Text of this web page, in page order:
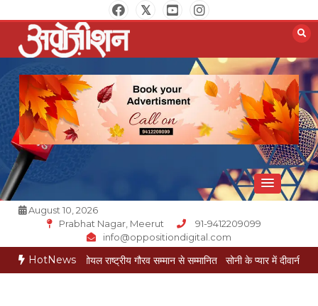
to
content
Opposition Digital
August 10, 2026
Prabhat Nagar, Meerut
91-9412209099
info@oppositiondigital.com
HotNews
गोयल राष्ट्रीय गौरव सम्मान से सम्मानित सोनी के प्यार में दीवानी सीता पहुंची मेरठ